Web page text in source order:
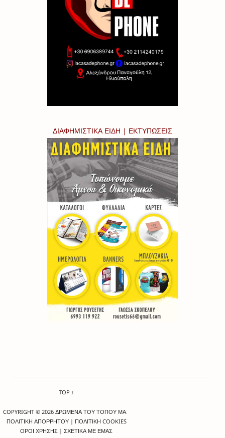
ΔΙΑΦΗΜΙΣΤΙΚΑ ΕΙΔΗ | ΕΚΤΥΠΩΣΕΙΣ
TOP ↑
COPYRIGHT © 2026 ΔΡΩΜΕΝΑ ΤΟΥ ΤΟΠΟΥ ΜΑΣ
ΠΟΛΙΤΙΚΗ ΑΠΟΡΡΗΤΟΥ| ΠΟΛΙΤΙΚΗ COOKIES
ΟΡΟΙ ΧΡΗΣΗΣ |ΣΧΕΤΙΚΑ ΜΕ ΕΜΑΣ